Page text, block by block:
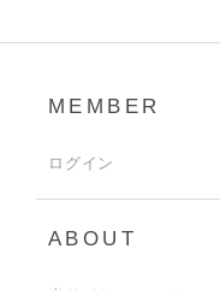
MEMBER
ログイン
ABOUT